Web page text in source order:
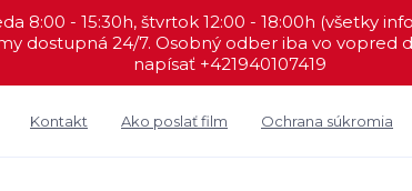
8:00 - 15:30h, štvrtok 12:00 - 18:00h (všetky
dostupná 24/7. Osobný odber iba vo vopred
napísať +421940107419
Kontakt Ako poslať film Ochrana súkromia